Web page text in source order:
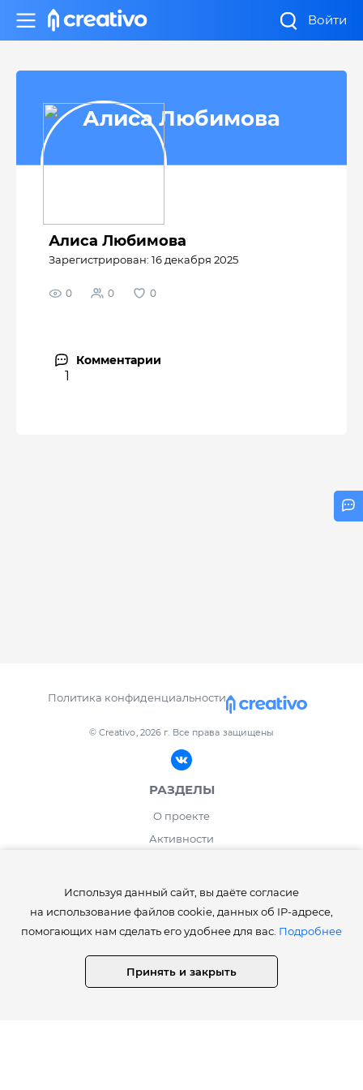
Войти
Алиса Любимова
Алиса Любимова
Зарегистрирован: 16 декабря 2025
0 0 0
Комментарии
1
© Creativo, 2026 г. Все права защищены
Политика конфиденциальности
РАЗДЕЛЫ
О проекте
Активности
ИНФОРМАЦИЯ
Правила сайта Creativo.one
Опросы
Используя данный сайт, вы даёте согласие
на использование файлов cookie, данных об IP-адресе,
помогающих нам сделать его удобнее для вас. Подробнее
Принять и закрыть